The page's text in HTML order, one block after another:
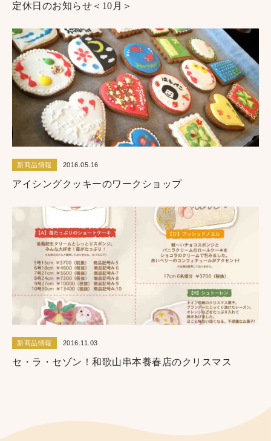
定休日のお知らせ＜10月＞
新商品情報 2016.05.16
アイシングクッキーのワークショップ
新商品情報 2016.11.03
セ・ラ・セゾン！和歌山串本養春店のクリスマス